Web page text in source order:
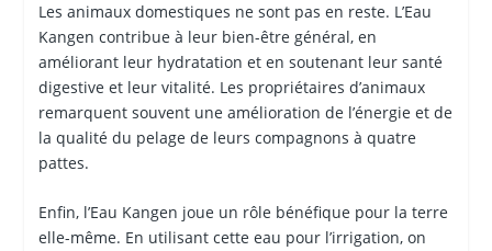
Les animaux domestiques ne sont pas en reste. L’Eau
Kangen contribue à leur bien-être général, en
améliorant leur hydratation et en soutenant leur santé
digestive et leur vitalité. Les propriétaires d’animaux
remarquent souvent une amélioration de l’énergie et de
la qualité du pelage de leurs compagnons à quatre
pattes.
Enfin, l’Eau Kangen joue un rôle bénéfique pour la terre
elle-même. En utilisant cette eau pour l’irrigation, on